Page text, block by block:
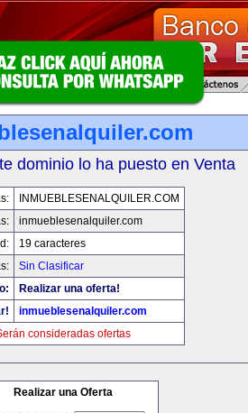
dominio lo ha puesto en Venta
INMUEBLESENALQUILER.COM
inmueblesenalquiler.com
19 caracteres
Sin Clasificar
Realizar una oferta!
inmueblesenalquiler.com
consideradas ofertas
Realizar una Oferta